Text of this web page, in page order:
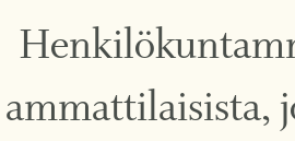
ammattilaisista,